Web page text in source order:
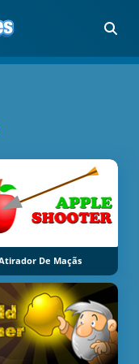
De Maçãs